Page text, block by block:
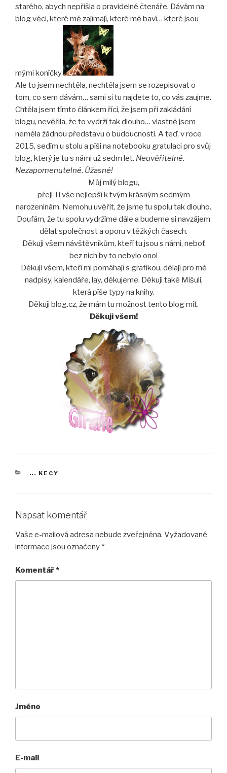
starého, abych nepřišla o pravidelné čtenáře. Dávám na
blog věci, které mě zajímají, které mě baví… které jsou
mými koníčky.
Ale to jsem nechtěla, nechtěla jsem se rozepisovat o
tom, co sem dávám… sami si tu najdete to, co vás zaujme.
Chtěla jsem tímto článkem říci, že jsem při zakládání
blogu, nevěřila, že to vydrží tak dlouho… vlastně jsem
neměla žádnou představu o budoucnosti. A teď, v roce
2015, sedím u stolu a píši na notebooku gratulaci pro svůj
blog, který je tu s námi už sedm let. Neuvěřitelné.
Nezapomenutelné. Úžasné!
Můj milý blogu,
přeji Ti vše nejlepší k tvým krásným sedmým
narozeninám. Nemohu uvěřit, že jsme tu spolu tak dlouho.
Doufám, že tu spolu vydržíme dále a budeme si navzájem
dělat společnost a oporu v těžkých časech.
Děkuji všem návštěvníkům, kteří tu jsou s námi, neboť
bez nich by to nebylo ono!
Děkuji všem, kteří mi pomáhají s grafikou, dělají pro mě
nadpisy, kalendáře, lay, děkujeme. Děkuji také Mišuli,
která píše typy na knihy.
Děkuji blog.cz, že mám tu možnost tento blog mít.
Děkuji všem!
RUBRIKY
... KECY
Napsat komentář
Vaše e-mailová adresa nebude zveřejněna. Vyžadované
informace jsou označeny *
Komentář*
Jméno
E-mail